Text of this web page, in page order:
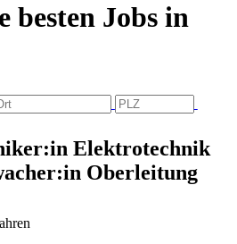
besten Jobs in
Elektrotechnik
Oberleitung